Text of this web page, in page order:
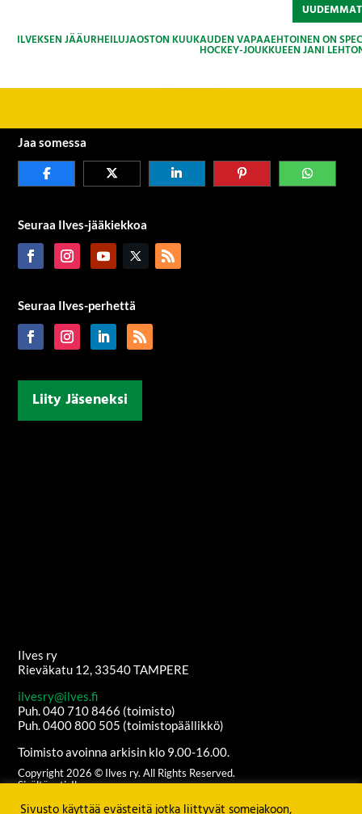
ILVEKSEN JÄÄURHEILUJAOSTON KUUKAUDEN VAPAAEHTOINEN ON
HOCKEY-JOUKKUEEN JANI
Jaa somessa
Seuraa Ilves-jääkiekkoa
Seuraa Ilves-perhettä
Liity Jäseneksi
Ilves ry
Rieväkatu 12, 33540 TAMPERE
ilvesry@ilves.fi
Puh. 040 710 8466 (toimisto)
Puh. 0400 800 505 (toimistopäällikkö)
Toimisto avoinna arkisin klo 9.00-16.00.
Copyright2026 © Ilves ry. All Rights Reserved.
Sisältöanti: Ilves ry
Palvelimen ylläpito:Seravo Oy